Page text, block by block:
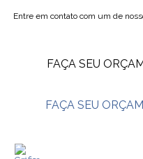
Entre em contato com um de
FAÇA SEU
FAÇA SEU